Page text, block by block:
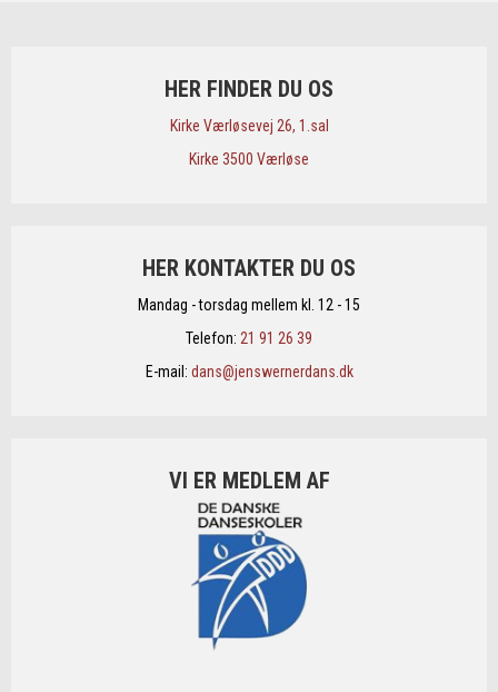
HER FINDER DU OS
​Kirke Værløsevej 26, 1.sal
​Kirke 3500 Værløse
HER KONTAKTER DU OS
Mandag - torsdag mellem kl. 12 - 15
Telefon: 21 91 26 39
E-mail: dans@jenswernerdans.dk
VI ER MEDLEM AF